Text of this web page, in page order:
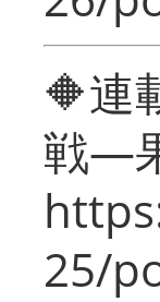
🔶連
戦―
25/